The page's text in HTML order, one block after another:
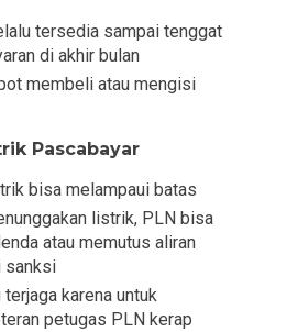
tersedia sampai tenggat
di akhir bulan
membeli atau mengisi
Pascabayar
bisa melampaui batas
listrik, PLN bisa
atau memutus aliran
sanksi
karena untuk
petugas PLN kerap